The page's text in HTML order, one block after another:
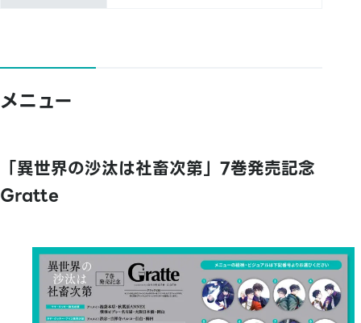
メニュー
「異世界の沙汰は社畜次第」7巻発売記念
Gratte